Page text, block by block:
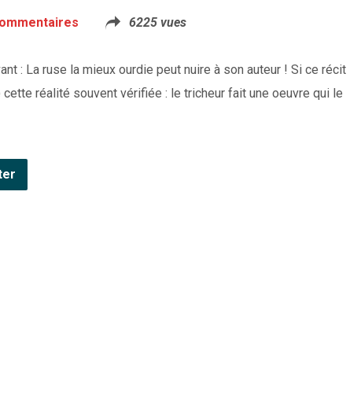
6225 vues
: La ruse la mieux ourdie peut nuire à son auteur ! Si ce récit
réalité souvent vérifiée : le tricheur fait une oeuvre qui le